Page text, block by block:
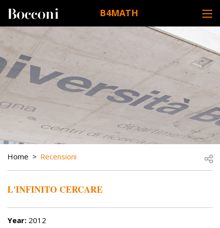
B4MATH
DESK NAVIGATION
BREADCRUMB
Home Recensioni
L'INFINITO CERCARE
Year: 2012